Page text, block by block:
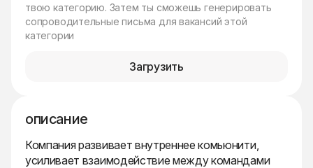
твою категорию. Затем ты сможешь генерировать
сопроводительные письма для вакансий этой
категории
Загрузить
описание
Компания развивает внутреннее комьюнити,
усиливает взаимодействие между командами